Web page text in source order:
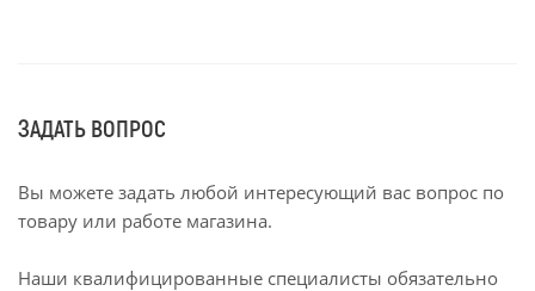
ЗАДАТЬ ВОПРОС
Вы можете задать любой интересующий вас вопрос по
товару или работе магазина.
Наши квалифицированные специалисты обязательно